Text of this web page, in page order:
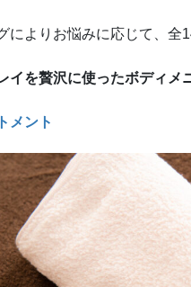
によりお悩みに応じて、全
イを贅沢に使ったボディメ
メント